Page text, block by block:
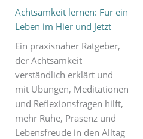
Achtsamkeit lernen: Für ein
Leben im Hier und Jetzt
Ein praxisnaher Ratgeber,
der Achtsamkeit
verständlich erklärt und
mit Übungen, Meditationen
und Reflexionsfragen hilft,
mehr Ruhe, Präsenz und
Lebensfreude in den Alltag